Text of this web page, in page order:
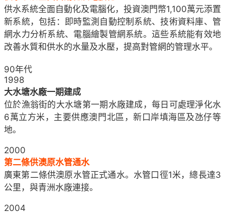
供水系統全面自動化及電腦化，投資澳門幣1,100萬元添置
新系統，包括：即時監測自動控制系統、技術資料庫、管
網水力分析系統、電腦繪製管網系統。這些系統能有效地
改善水質和供水的水量及水壓，提高對管網的管理水平。
90年代
1998
大水塘水廠一期建成
位於漁翁街的大水塘第一期水廠建成，每日可處理淨化水
6萬立方米，主要供應澳門北區，新口岸填海區及氹仔等
地。
2000
第二條供澳原水管通水
廣東第二條供澳原水管正式通水。水管口徑1米，總長達3
公里，與青洲水廠連接。
2004